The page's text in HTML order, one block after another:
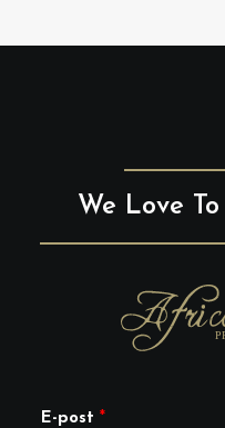
We Love
E
E-post *